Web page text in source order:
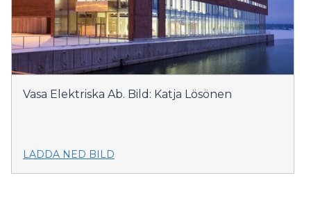
Vasa Elektriska Ab. Bild: Katja Lösönen
LADDA NED BILD